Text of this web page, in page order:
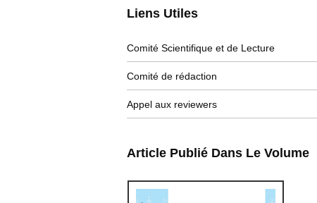
Liens Utiles
Comité Scientifique et de Lecture
Comité de rédaction
Appel aux reviewers
Article Publié Dans Le Volume